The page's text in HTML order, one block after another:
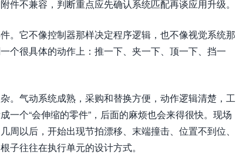
不兼容，判断重点应先确认系统匹配再谈应用升级。
。它不像控制器那样决定程序逻辑，也不像视觉系统那
个很具体的动作上：推一下、夹一下、顶一下、挡一
。气动系统成熟，采购和替换方便，动作逻辑清楚，工
一个“会伸缩的零件”，后面的麻烦也会来得很快。现场
以后，开始出现节拍漂移、末端撞击、位置不到位、
子往往在执行单元的设计方式。